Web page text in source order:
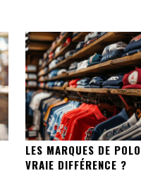
LES MARQUES DE
VRAIE DIFFÉRENCE ?